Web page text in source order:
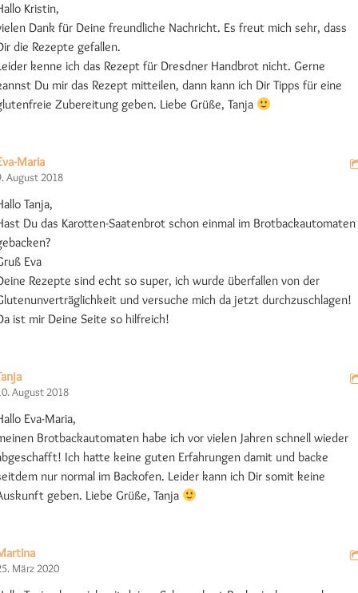
Kristin,
Dank für Deine freundliche Nachricht. Es freut mich sehr, dass
die Rezepte gefallen.
kenne ich das Rezept für Dresdner Handbrot nicht. Gerne
Du mir das Rezept mitteilen, dann kann ich Dir Tipps für eine
Zubereitung geben. Liebe Grüße, Tanja
Maria
August 2018
Tanja,
Du das Karotten-Saatenbrot schon einmal im Brotbackautomaten
Eva
Rezepte sind echt so super, ich wurde überfallen von der
und versuche mich da jetzt durchzuschlagen!
ist mir Deine Seite so hilfreich!
August 2018
Eva-Maria,
Brotbackautomaten habe ich vor vielen Jahren schnell wieder
Ich hatte keine guten Erfahrungen damit und backe
nur normal im Backofen. Leider kann ich Dir somit keine
geben. Liebe Grüße, Tanja
März 2020